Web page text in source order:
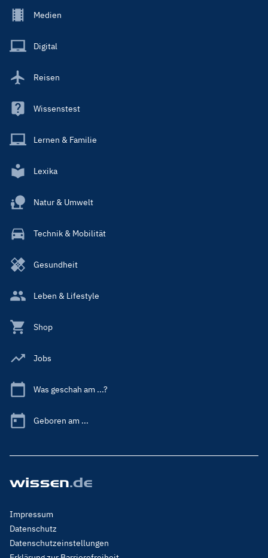
Footer
Main
Medien
Digital
Reisen
Wissenstest
Lernen & Familie
Lexika
Natur & Umwelt
Technik & Mobilität
Gesundheit
Leben & Lifestyle
Shop
Jobs
Was geschah am ...?
Geboren am ...
Footer
Menu
Legal
Impressum
Datenschutz
Datenschutzeinstellungen